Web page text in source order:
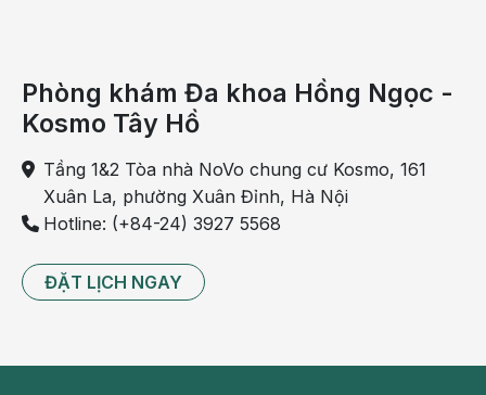
và
sáng,
hoặc
lên
mặt
nổi
Phòng khám Đa khoa Hồng Ngọc -
Kosmo Tây Hồ
Tầng 1&2 Tòa nhà NoVo chung cư Kosmo, 161
Xuân La, phường Xuân Đỉnh, Hà Nội
Hotline: (+84-24) 3927 5568
ĐẶT LỊCH NGAY